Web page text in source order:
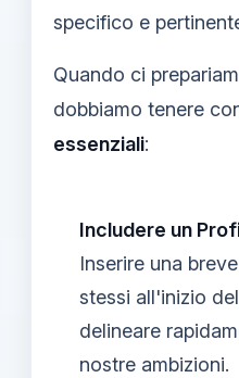
specifico e
Quando ci
dobbiamo tenere
essenziali:
Includere un
Inserire una
stessi all'inizio
delineare
nostre ambizioni.